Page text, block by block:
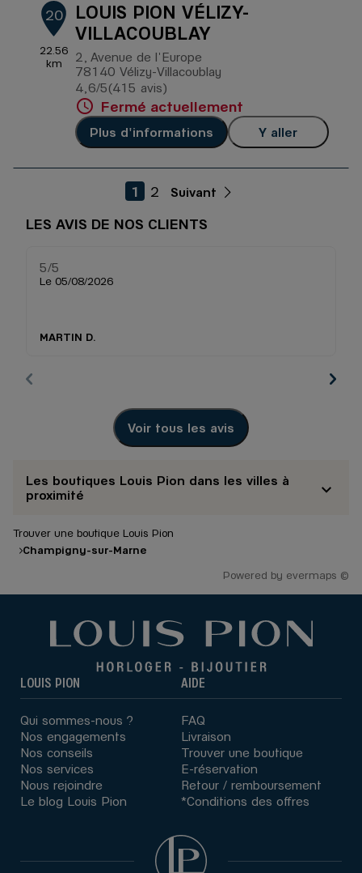
20
22.56
km
LOUIS PION VÉLIZY-
VILLACOUBLAY
2, Avenue de l'Europe
78140 Vélizy-Villacoublay
4,6/5 Note de 4.6 sur 5
(415 avis)
Fermé actuellement
Plus d'informations Y aller
1 2 Suivant
LES AVIS DE NOS CLIENTS
5/5
Le 05/08/2026
MARTIN D.
Voir tous les avis
Les boutiques Louis Pion dans les villes à
proximité
Trouver une boutique Louis Pion
Champigny-sur-Marne
Powered by evermaps ©
LOUIS PION
Qui sommes-nous ?
Nos engagements
Nos conseils
Nos services
Nous rejoindre
Le blog Louis Pion
AIDE
FAQ
Livraison
Trouver une boutique
E-réservation
Retour / remboursement
*Conditions des offres